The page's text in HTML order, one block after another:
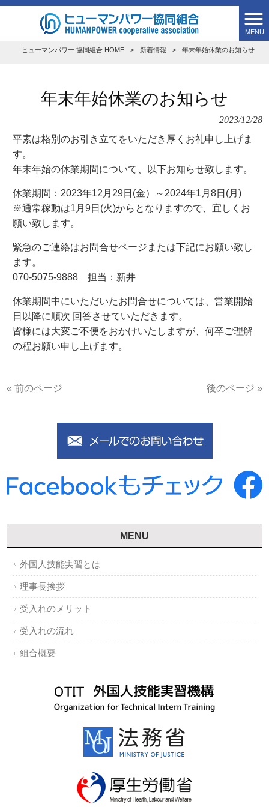
MENU
ヒューマンパワー 協同組合 HOME > 新着情報 > 年末年始休業のお知らせ
年末年始休業のお知らせ
2023/12/28
平素は格別のお引き立てをいただき厚くお礼申し上げま
す。
年末年始の休業期間について、以下お知らせ致します。
休業期間：2023年12月29日(金）～2024年1月8日(月)
※通常稼動は1月9日(火)からとなりますので、宜しくお
願い致します。
緊急のご連絡はお問合せページまたは下記にお願い致し
ます。
070-5075-9888 担当：新井
休業期間中にいただいたお問合せについては、営業開始
日以降に順次 回答させていただきます。
皆様には大変ご不便をおかけいたしますが、何卒ご理解
の程お願い申し上げます。
« 前のページ 後のページ »
MENU
外国人技能実習とは
理事長挨拶
受入れのメリット
受入れの流れ
組合概要